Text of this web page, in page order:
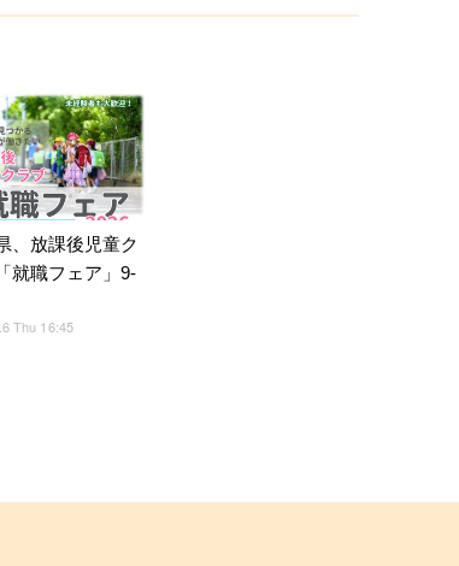
、放課後児童ク
就職フェア」9-
Thu 16:45